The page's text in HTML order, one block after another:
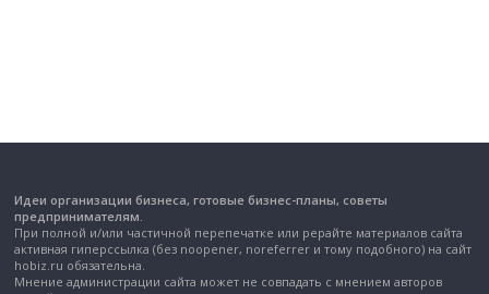
Идеи организации бизнеса, готовые бизнес-планы, советы
предпринимателям.
При полной и/или частичной перепечатке или рерайте материалов сайта
активная гиперссылка (без noopener, noreferrer и тому подобного) на сайт
hobiz.ru обязательна.
Мнение администрации сайта может не совпадать с мнением авторов